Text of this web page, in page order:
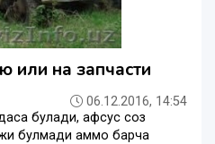
или на запчасти
06.12.2016, 14:54
булади, афсус соз
булмади аммо барча